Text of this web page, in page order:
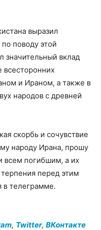
выразил
поводу этой
значительный вклад
всесторонних
и Ираном, а также в
народов с древней
скорбь и сочувствие
народу Ирана, прошу
всем погибшим, а их
перед этим
телеграмме.
, Twitter, ВКонтакте